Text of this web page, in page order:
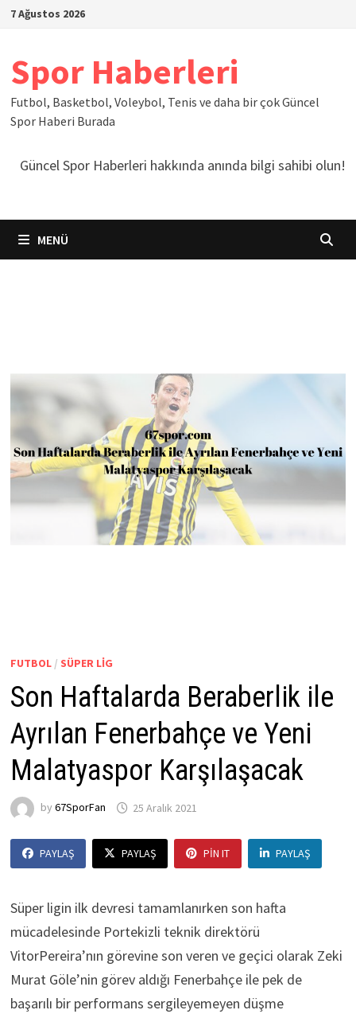
İçeriğe
7 Ağustos 2026
Spor Haberleri
Futbol, Basketbol, Voleybol, Tenis ve daha bir çok Güncel
Spor Haberi Burada
Güncel Spor Haberleri hakkında anında bilgi sahibi olun!
MENÜ
FUTBOL/ SÜPER LIG
Son Haftalarda Beraberlik ile
Ayrılan Fenerbahçe ve Yeni
Malatyaspor Karşılaşacak
by 67SporFan 25 Aralık 2021
PAYLAŞ PAYLAŞ PIN IT PAYLAŞ
Süper ligin ilk devresi tamamlanırken son hafta
mücadelesinde Portekizli teknik direktörü
VitorPereira’nın görevine son veren ve geçici olarak Zeki
Murat Göle’nin görev aldığı Fenerbahçe ile pek de
başarılı bir performans sergileyemeyen düşme